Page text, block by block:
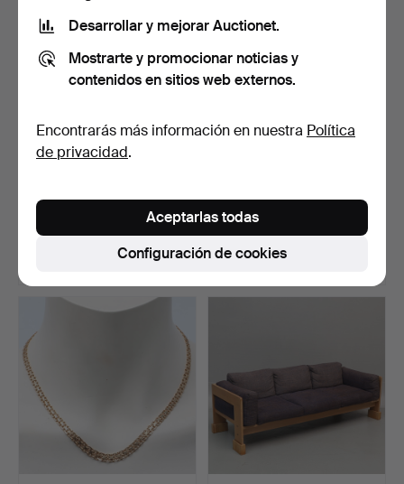
CASPARSSON EDLER.
Copa, pl…
eslabones en X.
Subastado 4 jul 2026
34 pujas
Desarrollar y mejorar Auctionet.
Mostrarte y promocionar noticias y
contenidos en sitios web externos.
Encontrarás más información en nuestra Política
de privacidad.
Configuración de cookies
Aceptarlas todas